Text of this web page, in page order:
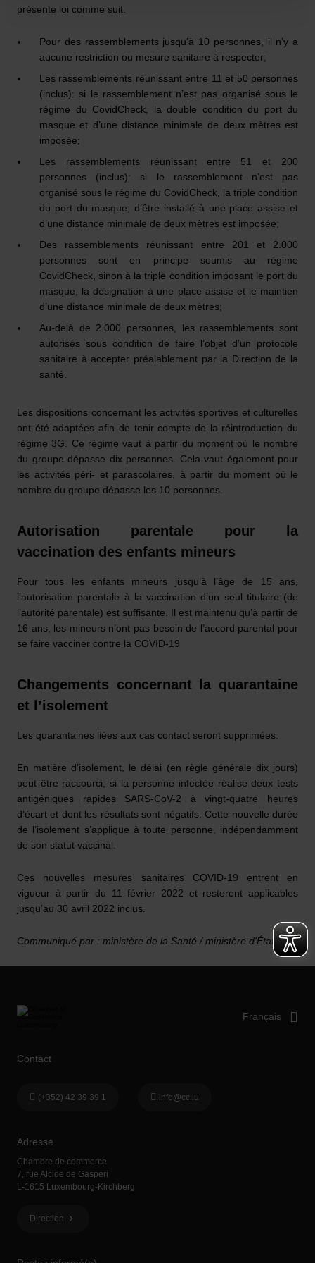
présente loi comme suit.
Pour des rassemblements jusqu'à 10 personnes, il n'y a
aucune restriction ou mesure sanitaire à respecter;
Les rassemblements réunissant entre 11 et 50 personnes
(inclus): si le rassemblement n’est pas organisé sous le
régime du CovidCheck, la double condition du port du
masque et d’une distance minimale de deux mètres est
imposée;
Les rassemblements réunissant entre 51 et 200
personnes (inclus): si le rassemblement n’est pas
organisé sous le régime du CovidCheck, la triple condition
du port du masque, d’être installé à une place assise et
d’une distance minimale de deux mètres est imposée;
Des rassemblements réunissant entre 201 et 2.000
personnes sont en principe soumis au régime
CovidCheck, sinon à la triple condition imposant le port du
masque, la désignation à une place assise et le maintien
d’une distance minimale de deux mètres;
Au-delà de 2.000 personnes, les rassemblements sont
autorisés sous condition de faire l’objet d’un protocole
sanitaire à accepter préalablement par la Direction de la
santé.
Les dispositions concernant les activités sportives et culturelles
ont été adaptées afin de tenir compte de la réintroduction du
régime 3G. Ce régime vaut à partir du moment où le nombre
du groupe dépasse dix personnes. Cela vaut également pour
les activités péri- et parascolaires, à partir du moment où le
nombre du groupe dépasse les 10 personnes.
Autorisation parentale pour la
vaccination des enfants mineurs
Pour tous les enfants mineurs jusqu’à l’âge de 15 ans,
l’autorisation parentale à la vaccination d’un seul titulaire (de
l’autorité parentale) est suffisante. Il est maintenu qu’à partir de
16 ans, les mineurs n’ont pas besoin de l’accord parental pour
se faire vacciner contre la COVID-19
Changements concernant la quarantaine
et l’isolement
Les quarantaines liées aux cas contact seront supprimées.
En matière d’isolement, le délai (en règle générale dix jours)
peut être raccourci, si la personne infectée réalise deux tests
antigéniques rapides SARS-CoV-2 à vingt-quatre heures
d’écart et dont les résultats sont négatifs. Cette nouvelle durée
de l’isolement s’applique à toute personne, indépendamment
de son statut vaccinal.
Ces nouvelles mesures sanitaires COVID-19 entrent en
vigueur à partir du 11 février 2022 et resteront applicables
jusqu’au 30 avril 2022 inclus.
Communiqué par : ministère de la Santé / ministère d'État
Adresse
Chambre de commerce
7, rue Alcide de Gasperi
L-1615 Luxembourg-Kirchberg
Direction
Contact
(+352) 42 39 39 1 info@cc.lu